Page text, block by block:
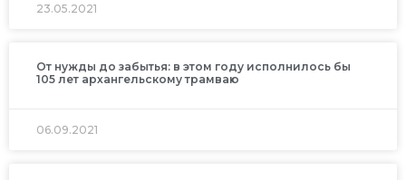
23.05.2021
От нужды до забытья: в этом году исполнилось бы
105 лет архангельскому трамваю
06.09.2021